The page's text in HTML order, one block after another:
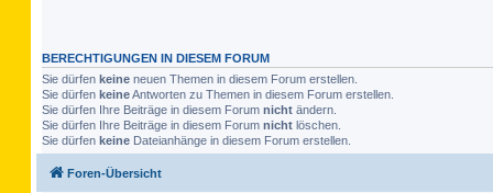
BERECHTIGUNGEN IN DIESEM FORUM
Sie dürfen keine neuen Themen in diesem Forum erstellen.
Sie dürfen keineAntworten zu Themen in diesem Forum erstellen.
Sie dürfen Ihre Beiträge in diesem Forum nicht ändern.
Sie dürfen Ihre Beiträge in diesem Forum nicht löschen.
Sie dürfen keine Dateianhänge in diesem Forum erstellen.
Foren-Übersicht